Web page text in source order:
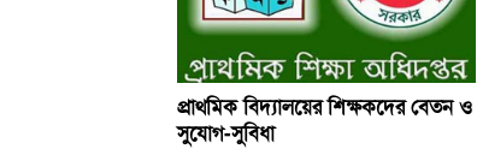
প্রাথমিক বিদ্যালয়ের শিক্ষকদের বেতন ও
সুযোগ-সুবিধা